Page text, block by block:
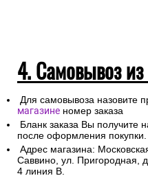
4. Самовывоз
Для самовывоза назовите
магазине номер заказа
Бланк заказа Вы получите
после оформления покупки.
Адрес магазина:
Саввино, ул. Пригородная,
4 линия В.